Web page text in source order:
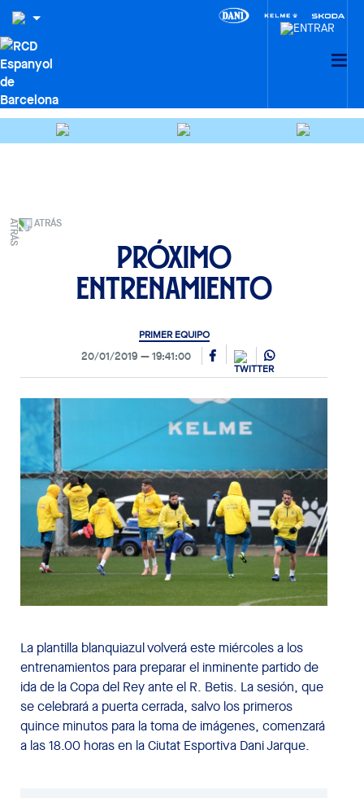
ATRÁS
Próximo
entrenamiento
PRIMER EQUIPO
20/01/2019 19:41:00
La plantilla blanquiazul volverá este miércoles a los
entrenamientos para preparar el inminente partido de
ida de la Copa del Rey ante el R. Betis. La sesión, que
se celebrará a puerta cerrada, salvo los primeros
quince minutos para la toma de imágenes, comenzará
a las 18.00 horas en la Ciutat Esportiva Dani Jarque.